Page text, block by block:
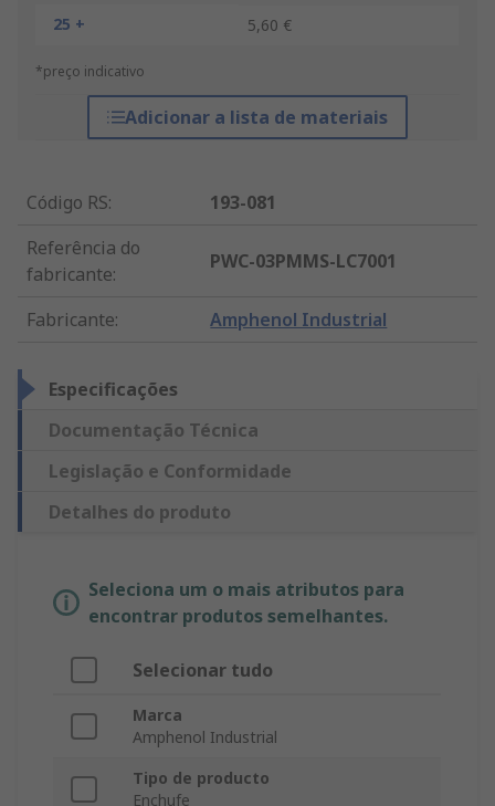
25 +
5,60 €
*preço indicativo
Adicionar a lista de materiais
Código RS:
193-081
Referência do
fabricante:
PWC-03PMMS-LC7001
Fabricante: Amphenol Industrial
Especificações
Documentação Técnica
Legislação e Conformidade
Detalhes do produto
Seleciona um o mais atributos para
encontrar produtos semelhantes.
Selecionar tudo
Marca
Amphenol Industrial
Tipo de producto
Enchufe